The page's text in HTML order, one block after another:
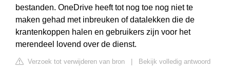
bestanden. OneDrive heeft tot nog toe nog niet te
maken gehad met inbreuken of datalekken die de
krantenkoppen halen en gebruikers zijn voor het
merendeel lovend over de dienst.
Verzoek tot verwijderen van bron
Bekijk volledig antwoord